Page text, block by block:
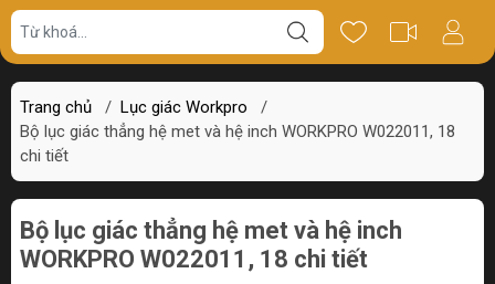
Trang chủ / Lục giác Workpro
/
Bộ lục giác thẳng hệ met và hệ inch WORKPRO W022011, 18
chi tiết
Giá bán Thông số Review
Bộ lục giác thẳng hệ met và hệ inch
WORKPRO W022011, 18 chi tiết